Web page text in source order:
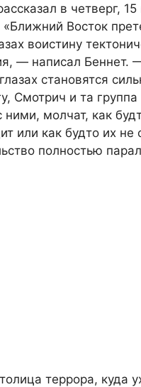
в четверг,
«Ближний Восток
воистину
— написал Беннет.
становятся
Смотрич и та группа
ними, молчат, как
или как будто их не
полностью
террора, куда